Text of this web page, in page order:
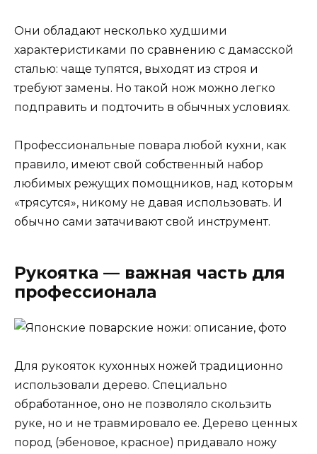
Они обладают несколько худшими
характеристиками по сравнению с дамасской
сталью: чаще тупятся, выходят из строя и
требуют замены. Но такой нож можно легко
подправить и подточить в обычных условиях.
Профессиональные повара любой кухни, как
правило, имеют свой собственный набор
любимых режущих помощников, над которым
«трясутся», никому не давая использовать. И
обычно сами затачивают свой инструмент.
Рукоятка — важная часть для
профессионала
Для рукояток кухонных ножей традиционно
использовали дерево. Специально
обработанное, оно не позволяло скользить
руке, но и не травмировало ее. Дерево ценных
пород (эбеновое, красное) придавало ножу